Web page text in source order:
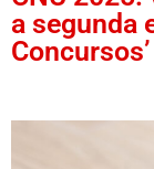
a segunda
Concursos’